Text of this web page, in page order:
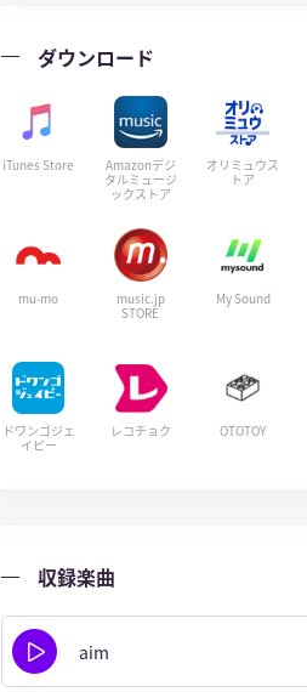
ダウンロード
iTunes Store
Amazonデジ
タルミュージ
ックストア
オリミュウス
トア
mu-mo
music.jp
STORE
My Sound
ドワンゴジェ
イピー
レコチョク OTOTOY
収録楽曲
aim